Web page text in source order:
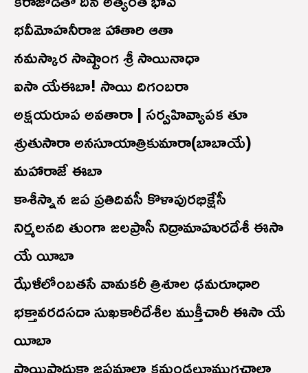
భవీమోహనీరాజ హాతారి ఆతా
నమస్కార సాష్టాంగ శ్రీ సాయినాధా
ఐసా యే‌ఈబా! సాయి దిగంబరా
అక్షయరూప అవతారా | సర్వహివ్యాపక తూ
శ్రుతుసారా అనసూయాత్రికుమారా(బాబాయే)
మహారాజే ఈబా
కాశీస్నాన జప ప్రతిదివసీ కొళాపురభిక్షేసీ
నిర్మలనది తుంగా జలప్రాసీ నిద్రామాహురదేశీ ఈసా
యే యీబా
ఝేళీలోంబతసే వామకరీ త్రిశూల ఢమరూధారి
భక్తావరదసదా సుఖకారీదేశీల ముక్తీచారీ ఈసా యే
యీబా